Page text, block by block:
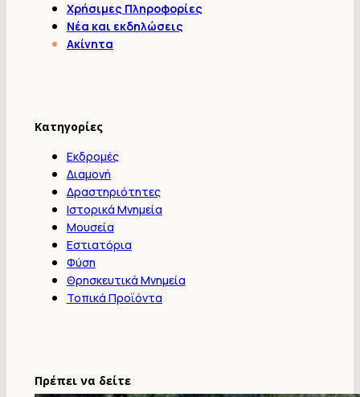
Χρήσιμες Πληροφορίες
Νέα και εκδηλώσεις
Ακίνητα
Κατηγορίες
Εκδρομές
Διαμονή
Δραστηριότητες
Ιστορικά Μνημεία
Μουσεία
Εστιατόρια
Φύση
Θρησκευτικά Μνημεία
Τοπικά Προϊόντα
Πρέπει να δείτε